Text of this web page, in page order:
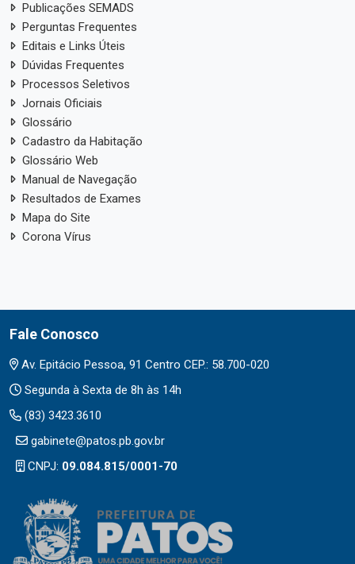
Publicações SEMADS
Perguntas Frequentes
Editais e Links Úteis
Dúvidas Frequentes
Processos Seletivos
Jornais Oficiais
Glossário
Cadastro da Habitação
Glossário Web
Manual de Navegação
Resultados de Exames
Mapa do Site
Corona Vírus
Fale Conosco
Av. Epitácio Pessoa, 91 Centro CEP.: 58.700-020
Segunda à Sexta de 8h às 14h
(83) 3423.3610
gabinete@patos.pb.gov.br
CNPJ: 09.084.815/0001-70